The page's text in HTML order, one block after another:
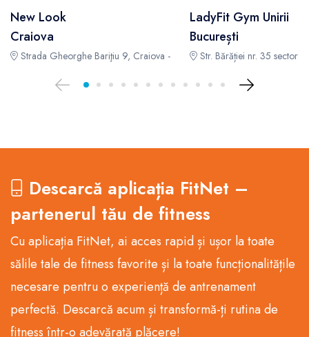
New Look
Craiova
Strada Gheorghe Bariţiu 9, Craiova -
LadyFit Gym Unirii
București
Str. Bărăției nr. 35 sector 3
Descarcă aplicația FitNet –
partenerul tău de fitness
Cu aplicația FitNet, ai acces rapid și ușor la toate
sălile tale de fitness favorite și la toate funcționalitățile
necesare pentru o experiență de antrenament
perfectă. Descarcă acum și transformă-ți rutina de
fitness într-o adevărată plăcere!